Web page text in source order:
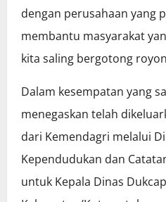
dengan perusahaan yang
membantu masyarakat
kita saling bergotong
Dalam kesempatan yang
menegaskan telah
dari Kemendagri melalui
Kependudukan dan
untuk Kepala Dinas